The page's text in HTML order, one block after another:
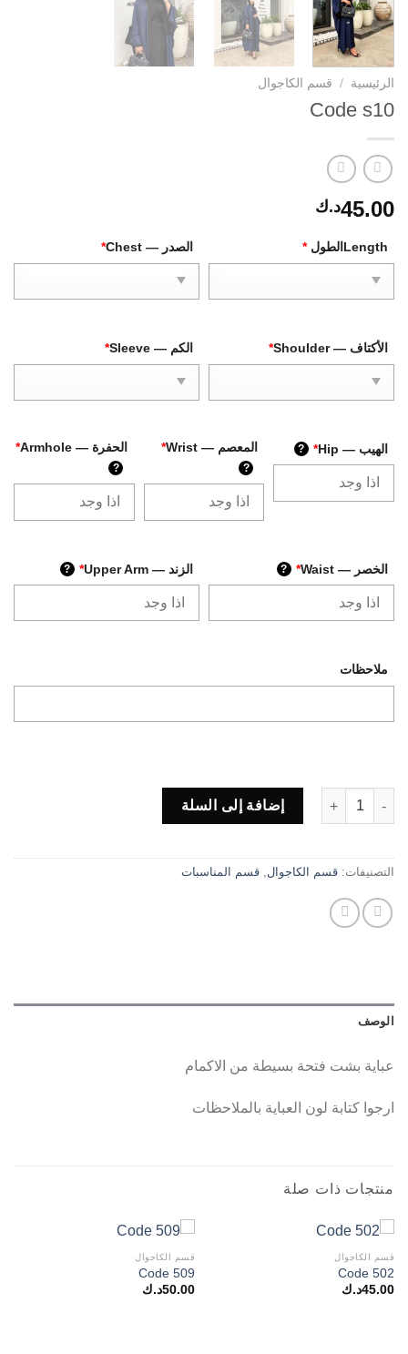
الرئيسية / قسم الكاجوال
Code s10
45.00د.ك
الصدر — Chest * Lengthالطول *
الكم — Sleeve * الأكتاف — Shoulder *
الحفرة — Armhole *
?
المعصم — Wrist *
?
الهيب — Hip *
?
الزند — Upper Arm *
? الخصر — Waist *
?
ملاحظات
إضافة إلى السلة
التصنيفات: قسم الكاجوال, قسم المناسبات
الوصف
عباية بشت فتحة بسيطة من الاكمام
ارجوا كتابة لون العباية بالملاحظات
منتجات ذات صلة
قسم الكاجوال
Code 502
45.00د.ك
قسم الكاجوال
Code 509
50.00د.ك